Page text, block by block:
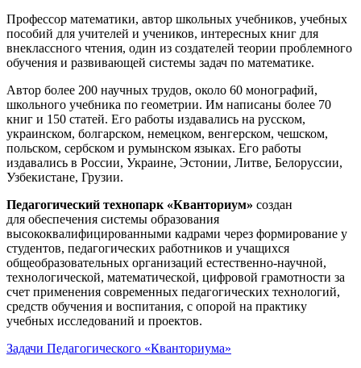
Профессор математики, автор школьных учебников, учебных
пособий для учителей и учеников, интересных книг для
внеклассного чтения, один из создателей теории проблемного
обучения и развивающей системы задач по математике.
Автор более 200 научных трудов, около 60 монографий,
школьного учебника по геометрии. Им написаны более 70
книг и 150 статей. Его работы издавались на русском,
украинском, болгарском, немецком, венгерском, чешском,
польском, сербском и румынском языках. Его работы
издавались в России, Украине, Эстонии, Литве, Белоруссии,
Узбекистане, Грузии.
Педагогический технопарк «Кванториум» создан
для обеспечения системы образования
высококвалифицированными кадрами через формирование у
студентов, педагогических работников и учащихся
общеобразовательных организаций естественно-научной,
технологической, математической, цифровой грамотности за
счет применения современных педагогических технологий,
средств обучения и воспитания, с опорой на практику
учебных исследований и проектов.
Задачи Педагогического «Кванториума»